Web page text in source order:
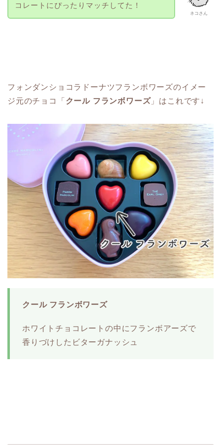
ネコさん
コレートにぴったりマッチしてた！
フォンダンショコラドーナツフランボワーズのイメー
ジ元のチョコ「 クール フランボワーズ」はこれです↓
クール フランボワーズ
ホワイトチョコレートの中にフランボアーズで
香りづけしたビターガナッシュ